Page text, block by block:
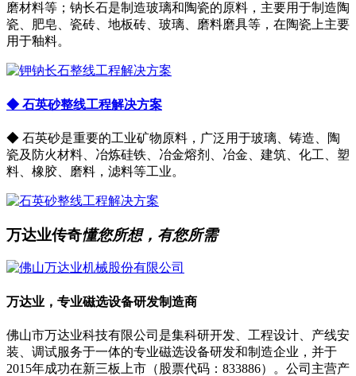
磨材料等；钠长石是制造玻璃和陶瓷的原料，主要用于制造陶
瓷、肥皂、瓷砖、地板砖、玻璃、磨料磨具等，在陶瓷上主要
用于釉料。
◆ 石英砂整线工程解决方案
◆ 石英砂是重要的工业矿物原料，广泛用于玻璃、铸造、陶
瓷及防火材料、冶炼硅铁、冶金熔剂、冶金、建筑、化工、塑
料、橡胶、磨料，滤料等工业。
万达业传奇懂您所想，有您所需
万达业，专业磁选设备研发制造商
佛山市万达业科技有限公司是集科研开发、工程设计、产线安
装、调试服务于一体的专业磁选设备研发和制造企业，并于
2015年成功在新三板上市（股票代码：833886）。公司主营产